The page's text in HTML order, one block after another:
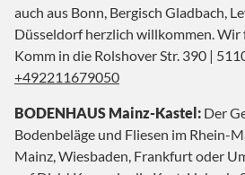
auch aus Bonn, Bergisch Gladbach,
Düsseldorf herzlich willkommen. Wir
Komm in die Rolshover Str. 390 |
+492211679050
BODENHAUS Mainz-Kastel: Der
Bodenbeläge und Fliesen im Rhein-
Mainz, Wiesbaden, Frankfurt oder